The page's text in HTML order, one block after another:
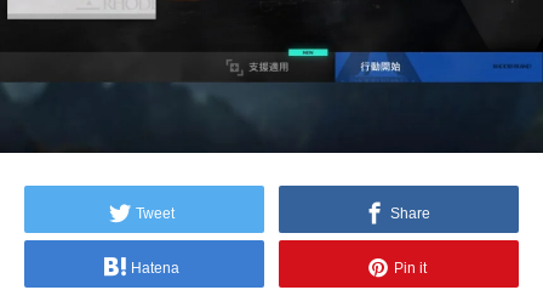
Tweet Share
Hatena Pin it